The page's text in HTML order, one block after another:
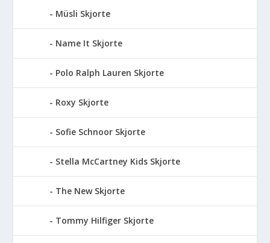
Müsli Skjorte
Name It Skjorte
Polo Ralph Lauren Skjorte
Roxy Skjorte
Sofie Schnoor Skjorte
Stella McCartney Kids Skjorte
The New Skjorte
Tommy Hilfiger Skjorte